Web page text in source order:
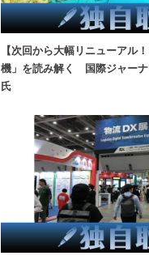
【次回から大幅リニューアル
機」を読み解く 国際ジャーナ
氏